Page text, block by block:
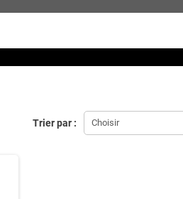
Trier par : Choisir